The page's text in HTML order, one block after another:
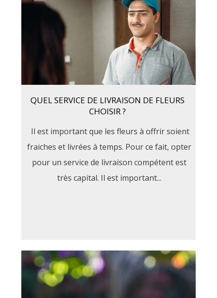
QUEL SERVICE DE LIVRAISON DE FLEURS
CHOISIR ?
Il est important que les fleurs à offrir soient
fraiches et livrées à temps. Pour ce fait, opter
pour un service de livraison compétent est
très capital. Il est important...